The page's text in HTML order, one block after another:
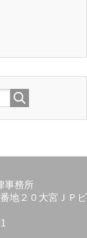
事務所
地２０大宮ＪＰビ